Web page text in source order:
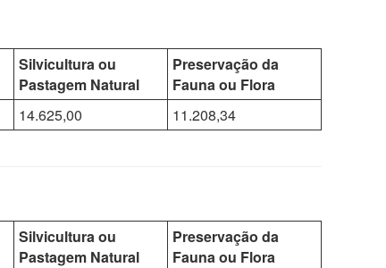
Silvicultura ou
Pastagem Natural
Preservação da
Fauna ou Flora
14.625,00 11.208,34
Silvicultura ou
Pastagem Natural
Preservação da
Fauna ou Flora